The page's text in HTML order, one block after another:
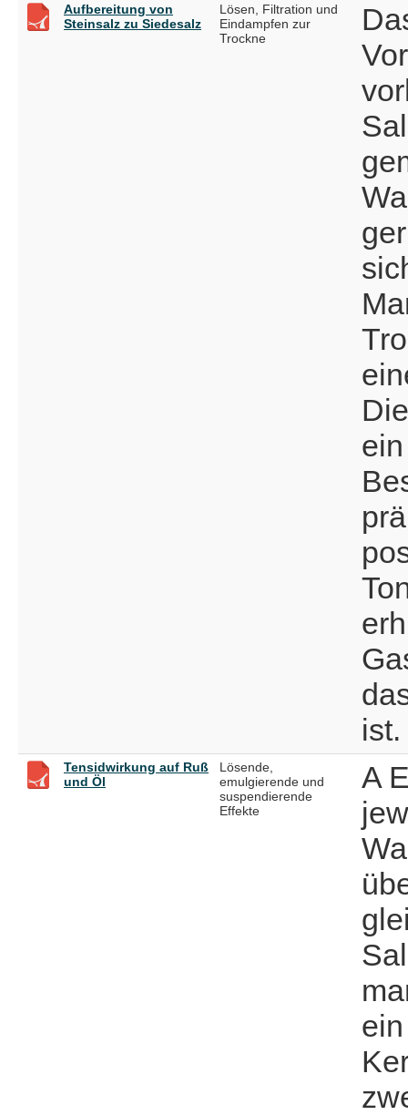
Aufbereitung von
Steinsalz zu Siedesalz
Lösen, Filtration und
Eindampfen zur
Trockne
ist.
Tensidwirkung auf Ruß
und Öl
Lösende,
emulgierende und
suspendierende
Effekte
A